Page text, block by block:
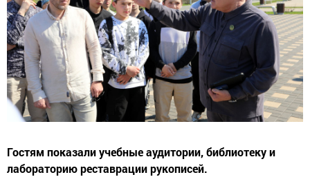
Гостям показали учебные аудитории, библиотеку и
лабораторию реставрации рукописей.